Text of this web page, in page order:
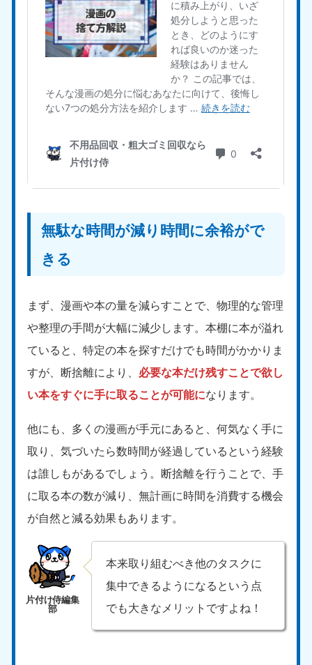
無駄な時間が減り時間に余裕がで
きる
まず、漫画や本の量を減らすことで、物理的な管理
や整理の手間が大幅に減少します。本棚に本が溢れ
ていると、特定の本を探すだけでも時間がかかりま
すが、断捨離により、 必要な本だけ残すことで欲し
い本をすぐに手に取ることが可能になります。
他にも、多くの漫画が手元にあると、何気なく手に
取り、気づいたら数時間が経過しているという経験
は誰しもがあるでしょう。断捨離を行うことで、手
に取る本の数が減り、無計画に時間を消費する機会
が自然と減る効果もあります。
本来取り組むべき他のタスクに
集中できるようになるという点
でも大きなメリットですよね！
福島県
050-1881-5271
9:00〜19:00 年中無休
東京都
9:00〜19:00 年中無休
神奈川県
9:00〜19:00 年中無休
千葉県
050-1881-5268 050-1881-5266
栃木県
9:00〜19:00 年中無休
茨城県
050-1881-5267
9:00〜19:00 年中無休
中部
愛知県
050-1881-5255
岐阜県
050-1881-5259
050-1881-5256
9:00〜19:00 年中無休
050-1881-5260
9:00〜19:00 年中無休
福井県
050-1881-5258
石川県
050-1881-5261
富山県
050-1881-5262
9:00〜19:00 年中無休
山梨県
050-1881-5257
9:00〜19:00 年中無休
新潟県